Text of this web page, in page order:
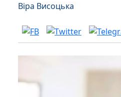
Віра Висоцька